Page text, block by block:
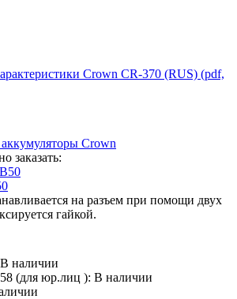
Crown CR-370 (RUS) (pdf,
Crown
заказать:
на разъем при помощи двух
гайкой.
В наличии
(для юр.лиц ): В наличии